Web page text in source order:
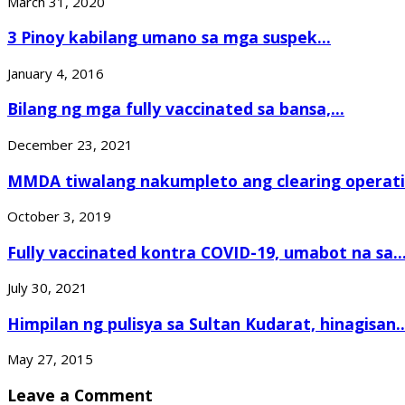
3 Pinoy kabilang umano sa mga suspek...
January 4, 2016
Bilang ng mga fully vaccinated sa bansa,...
December 23, 2021
MMDA tiwalang nakumpleto ang clearing
October 3, 2019
Fully vaccinated kontra COVID-19, umabot na sa...
July 30, 2021
Himpilan ng pulisya sa Sultan Kudarat,
May 27, 2015
Leave a Comment